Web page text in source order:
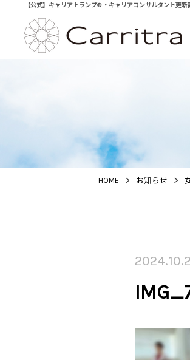
【公式】キャリアトランプ® ・キャリアコンサルタント更
HOME > お知らせ >